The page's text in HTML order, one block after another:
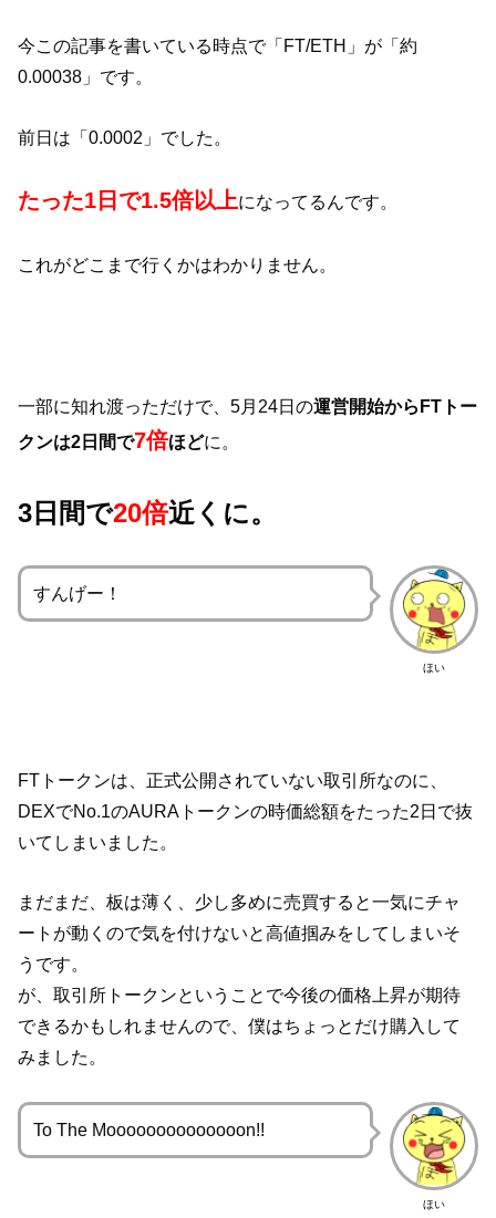
今この記事を書いている時点で「FT/ETH」が「約
0.00038」です。
前日は「0.0002」でした。
たった1日で1.5倍以上になってるんです。
これがどこまで行くかはわかりません。
一部に知れ渡っただけで、5月24日の運営開始からFTトー
クンは2日間で7倍ほどに。
3日間で20倍近くに。
ほい
すんげー！
FTトークンは、正式公開されていない取引所なのに、
DEXでNo.1のAURAトークンの時価総額をたった2日で抜
いてしまいました。
まだまだ、板は薄く、少し多めに売買すると一気にチャ
ートが動くので気を付けないと高値掴みをしてしまいそ
うです。
が、取引所トークンということで今後の価格上昇が期待
できるかもしれませんので、僕はちょっとだけ購入して
みました。
ほい
To The Moooooooooooooon!!